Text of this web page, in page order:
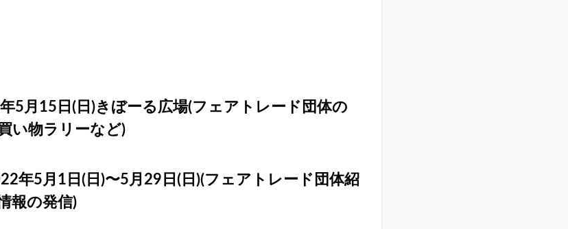
5月15日(日)きぼーる広場(フェアトレード団体の
い物ラリーなど)
年5月1日(日)〜5月29日(日)(フェアトレード団体紹
報の発信)